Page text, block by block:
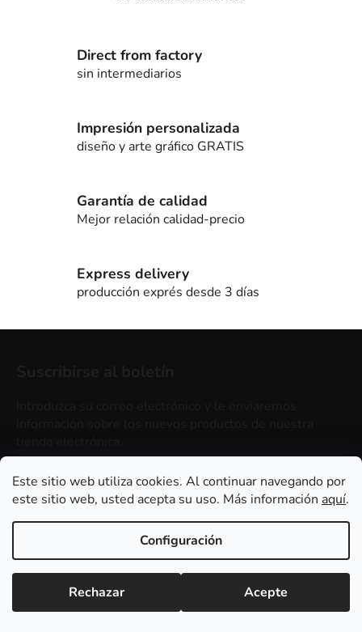
Este sitio web utiliza cookies. Al continuar navegando por
este sitio web, usted acepta su uso. Más información aquí.
Configuración
Rechazar Acepte
t
r
e
s
l
i
a
d
Direct from factory
sin intermediarios
Impresión personalizada
diseño y arte gráfico GRATIS
Garantía de calidad
Mejor relación calidad-precio
Express delivery
producción exprés desde 3 días
á
Correo electrónico
personal data protection
SUSCRÍBASE A